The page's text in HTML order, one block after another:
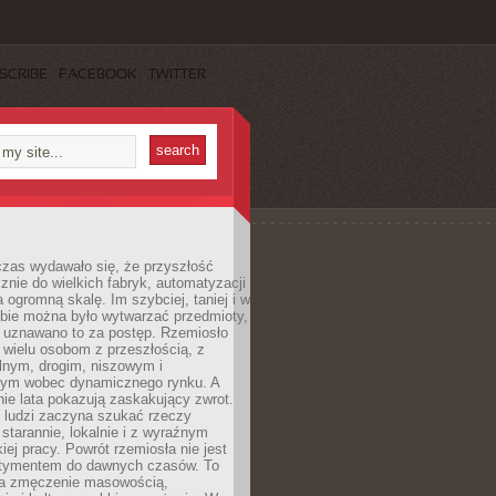
FACEBOOK TWITTER
wydawało się, że przyszłość
do wielkich fabryk, automatyzacji
ogromną skalę. Im szybciej, taniej i w
można było wytwarzać przedmioty,
to za postęp. Rzemiosło
wielu osobom z przeszłością, z
drogim, niszowym i
wobec dynamicznego rynku. A
lata pokazują zaskakujący zwrot.
ludzi zaczyna szukać rzeczy
lokalnie i z wyraźnym
pracy. Powrót rzemiosła nie jest
do dawnych czasów. To
zmęczenie masowością,